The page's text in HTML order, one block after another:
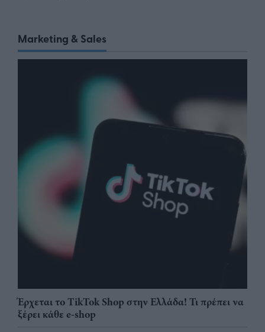
Marketing & Sales
Έρχεται το TikTok Shop στην Ελλάδα! Τι πρέπει να
ξέρει κάθε e-shop